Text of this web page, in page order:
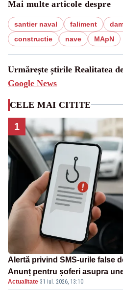
Mai multe articole despre
santier naval faliment
constructie
nave MApN
Urmărește știrile Realitatea
Google News
CELE MAI CITITE
1
Alertă privind SMS-urile false
Anunț pentru șoferi asupra
online
Actualitate·31 iul. 2026, 13:10